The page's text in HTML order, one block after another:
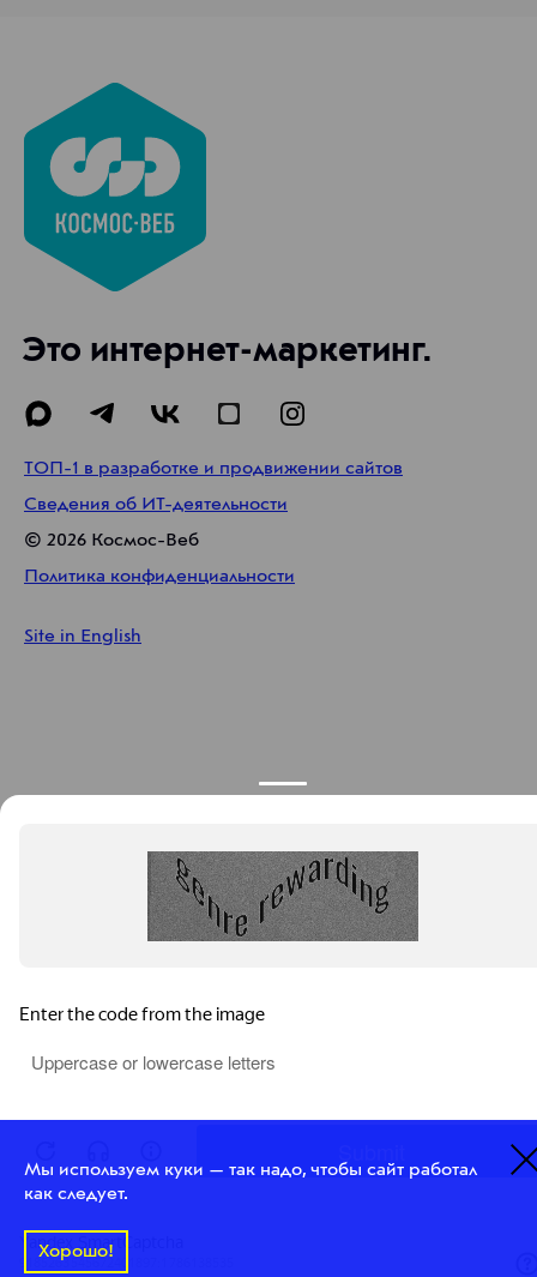
Это интернет-маркетинг.
ТОП-1 в разработке и продвижении сайтов
Сведения об ИТ-деятельности
© 2026 Космос-Веб
Политика конфиденциальности
Site in English
Мы используем куки — так надо, чтобы сайт работал
как следует.
Хорошо!